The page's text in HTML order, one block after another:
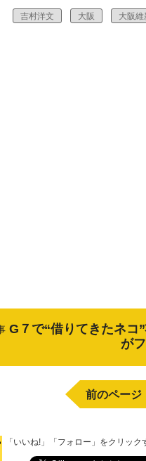
吉村洋文 大阪 大阪
G７で“借りてきたネコ
が
前のページ
「いいね!」「フォロー」をクリッ